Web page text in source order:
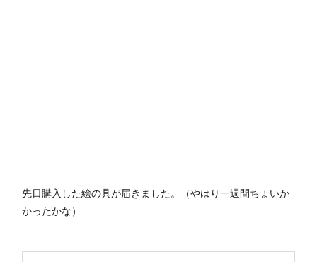
先日購入した絵の具が届きました。（やはり一週間ちょいか
かったかな）